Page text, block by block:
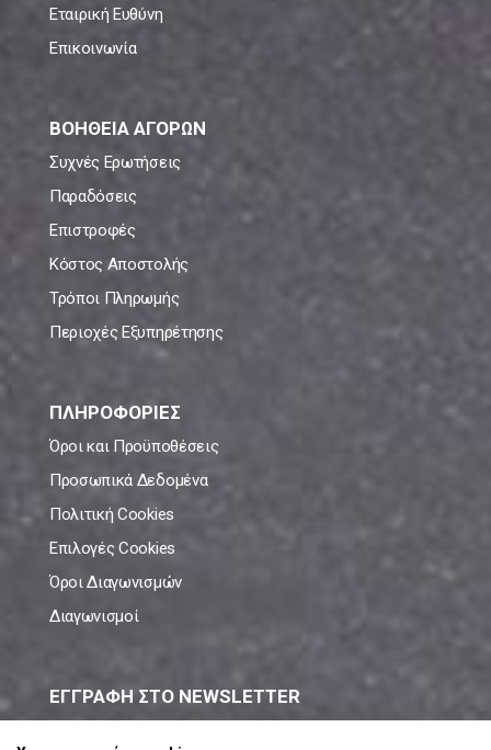
Εταιρική Ευθύνη
Επικοινωνία
ΒΟΗΘΕΙΑ ΑΓΟΡΩΝ
Συχνές Ερωτήσεις
Παραδόσεις
Επιστροφές
Κόστος Αποστολής
Τρόποι Πληρωμής
Περιοχές Εξυπηρέτησης
ΠΛΗΡΟΦΟΡΙΕΣ
Όροι και Προϋποθέσεις
Προσωπικά Δεδομένα
Πολιτική Cookies
Επιλογές Cookies
Όροι Διαγωνισμών
Διαγωνισμοί
ΕΓΓΡΑΦΗ ΣΤΟ NEWSLETTER